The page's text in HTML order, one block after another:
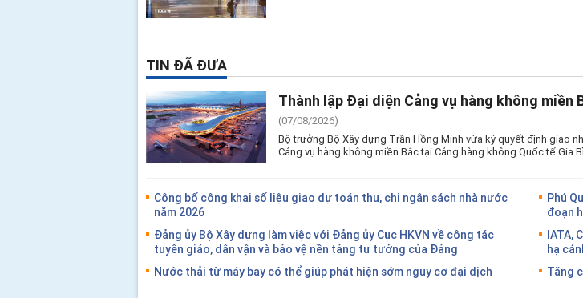
TIN ĐÃ ĐƯA
Thành lập Đại diện Cảng vụ hàng không miền
(07/08/2026)
Bộ trưởng Bộ Xây dựng Trần Hồng Minh vừa ký quyết định giao
Cảng vụ hàng không miền Bắc tại Cảng hàng không Quốc tế Gia
Công bố công khai số liệu giao dự toán thu, chi ngân sách nhà nước
năm 2026
Đảng ủy Bộ Xây dựng làm việc với Đảng ủy Cục HKVN về công tác
tuyên giáo, dân vận và bảo vệ nền tảng tư tưởng của Đảng
Nước thải từ máy bay có thể giúp phát hiện sớm nguy cơ đại dịch
Phú
đoạn
IATA,
hạ
Tăng